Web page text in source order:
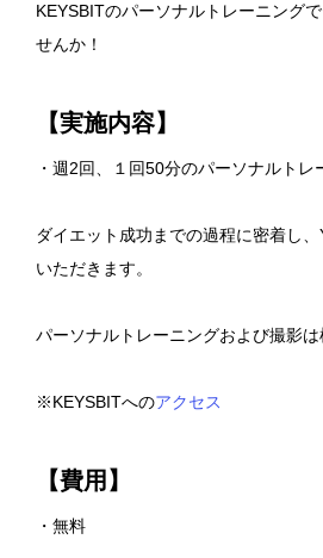
KEYSBITのパーソナルトレーニング
せんか！
【実施内容】
・週2回、１回50分のパーソナルト
ダイエット成功までの過程に密着し
いただきます。
パーソナルトレーニングおよび撮影は
※KEYSBITへのアクセス
【費用】
・無料